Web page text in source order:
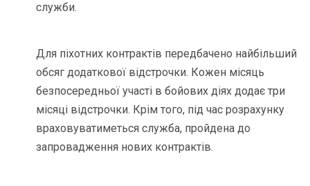
служби.
Для піхотних контрактів передбачено найбільший
обсяг додаткової відстрочки. Кожен місяць
безпосередньої участі в бойових діях додає три
місяці відстрочки. Крім того, під час розрахунку
враховуватиметься служба, пройдена до
запровадження нових контрактів.